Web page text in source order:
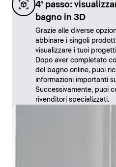
4° passo:
bagno in 3D
Grazie alle diverse
abbinare i singoli
visualizzare i tuoi
Dopo aver completato
del bagno online, puoi
informazioni importanti
Successivamente, puoi
rivenditori specializzati.